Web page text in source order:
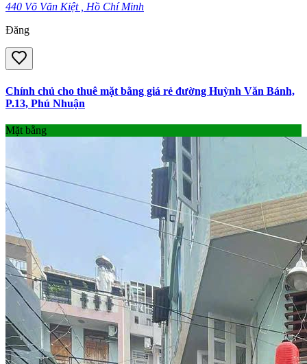
440 Võ Văn Kiệt , Hồ Chí Minh
Đăng
Chính chủ cho thuê mặt bằng giá rẻ đường Huỳnh Văn Bánh,
P.13, Phú Nhuận
Mặt bằng